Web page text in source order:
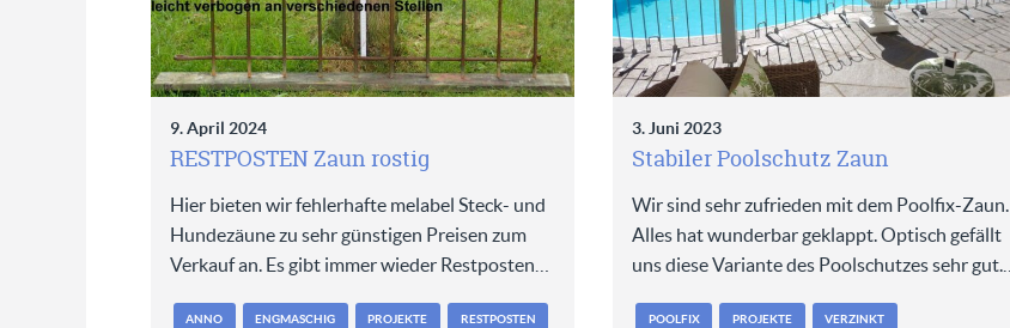
9. April 2024
RESTPOSTEN Zaun rostig
Hier bieten wir fehlerhafte melabel Steck- und
Hundezäune zu sehr günstigen Preisen zum
Verkauf an. Es gibt immer wieder Restposten…
ANNO ENGMASCHIG PROJEKTE RESTPOSTEN
3. Juni 2023
Stabiler Poolschutz Zaun
Wir sind sehr zufrieden mit dem Poolfix-Zaun.
Alles hat wunderbar geklappt. Optisch gefällt
uns diese Variante des Poolschutzes sehr gut.…
POOLFIX PROJEKTE VERZINKT